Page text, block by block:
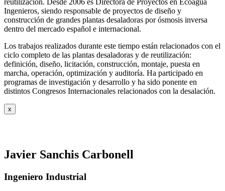
reutilización. Desde 2006 es Directora de Proyectos en Ecoagua
Ingenieros, siendo responsable de proyectos de diseño y
construcción de grandes plantas desaladoras por ósmosis inversa
dentro del mercado español e internacional.
Los trabajos realizados durante este tiempo están relacionados con el
ciclo completo de las plantas desaladoras y de reutilización:
definición, diseño, licitación, construcción, montaje, puesta en
marcha, operación, optimización y auditoría. Ha participado en
programas de investigación y desarrollo y ha sido ponente en
distintos Congresos Internacionales relacionados con la desalación.
x
Javier Sanchis Carbonell
Ingeniero Industrial